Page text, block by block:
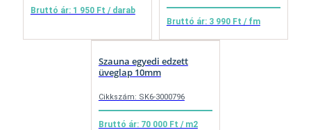
Bruttó ár: 1 950 Ft / darab
Bruttó ár: 3 990 Ft / fm
Szauna egyedi edzett
üveglap 10mm
Cikkszám: SK6-3000796
Bruttó ár: 70 000 Ft / m2